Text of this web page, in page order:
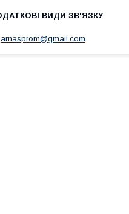
arnasprom@gmail.com